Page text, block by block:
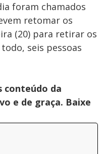
foram chamados
retomar os
(20) para retirar os
seis pessoas
conteúdo da
e de graça. Baixe